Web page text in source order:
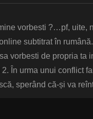
vorbesti ?…pf, uite,
subtitrat în
vorbesti de propria ta
În urma unui conflict
sperând că-și va